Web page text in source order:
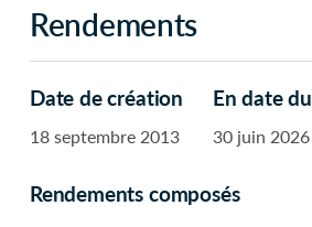
Rendements
Date de création
18 septembre 2013
En date du
30 juin 2026
Rendements composés